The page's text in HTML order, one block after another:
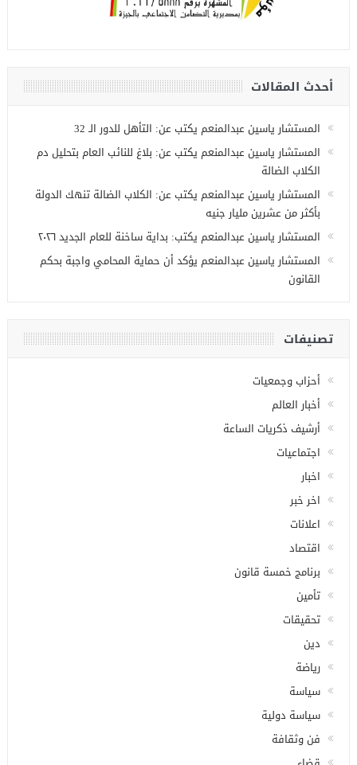
أحدث المقالات
المستشار ياسين عبدالمنعم يكتب عن: التأهل للدور الـ 32
المستشار ياسين عبدالمنعم يكتب عن: بلاغ للنائب العام بتحليل دم
الكلاب الضالة
المستشار ياسين عبدالمنعم يكتب عن: الكلاب الضالة تنهك الدولة
بأكثر من عشرين مليار جنيه
المستشار ياسين عبدالمنعم يكتب: بداية ساخنة للعام الجديد ٢٠٢٦
المستشار ياسين عبدالمنعم يؤكد أن حماية المحامي واجبة بحكم
القانون
تصنيفات
أحزاب وجمعيات
أخبار العالم
أرشيف ذكريات الساعة
اجتماعيات
اخبار
اخر خبر
اعلانات
اقتصاد
برنامج خمسة قانون
تأمين
تحقيقات
دين
رياضة
سياسة
سياسة دولية
فن وثقافة